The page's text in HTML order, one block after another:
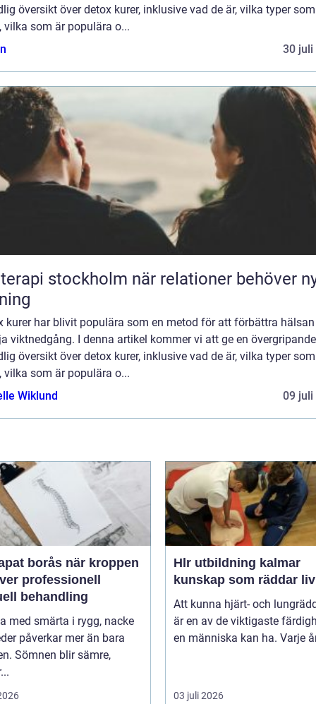
översikt över detox kurer, inklusive vad de är, vilka typer som
vilka som är populära o...
30 juli
stockholm när relationer behöver ny
kurer har blivit populära som en metod för att förbättra
viktnedgång. I denna artikel kommer vi att ge en
översikt över detox kurer, inklusive vad de är, vilka typer som
vilka som är populära o...
Wiklund
09 juli
när kroppen
professionell
behandling
med smärta i rygg, nacke
påverkar mer än bara
Sömnen blir sämre,
Hlr utbildning kalmar
kunskap som räddar liv
Att kunna hjärt- och
är en av de viktigaste
en människa kan ha. Varje
03 juli 2026